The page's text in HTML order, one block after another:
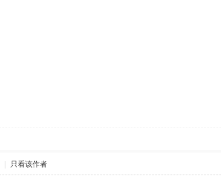
只看该作者